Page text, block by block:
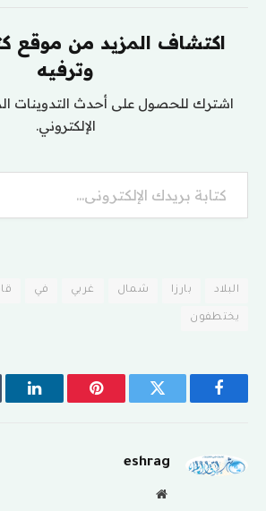
اكتشاف المزيد من موقع
وترفيه
اشترك للحصول على أحدث التدوينات
الإلكتروني.
كتابة بريدك الإلكتروني...
البلاد بارزا شمال غربي في
يختطفون
فيسبوك تويتر بينتيريست
eshrag
موقع